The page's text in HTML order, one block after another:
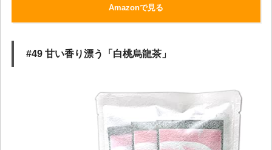
Amazonで見る
#49 甘い香り漂う「白桃烏龍茶」